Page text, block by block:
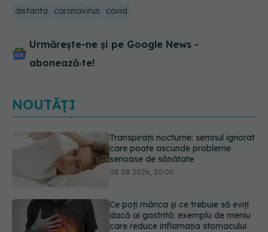
distanta coronavirus covid
Urmărește-ne și pe Google News -
abonează‑te!
NOUTĂȚI
Ce poți mânca și ce trebuie să eviți
dacă ai gastrită: exemplu de meniu
care reduce inflamația stomacului
Microplasticele pot traversa bariera
placentară și modifica hormonii